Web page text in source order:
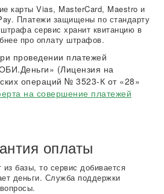
карты Vias, MasterCard, Maestro и
Платежи защищены по стандарту
сервис хранит квитанцию в
про оплату штрафов.
проведении платежей
(Лицензия на
операций № 3523-К от «28»
на совершение платежей
оплаты
базы, то сервис добивается
деньги. Служба поддержки